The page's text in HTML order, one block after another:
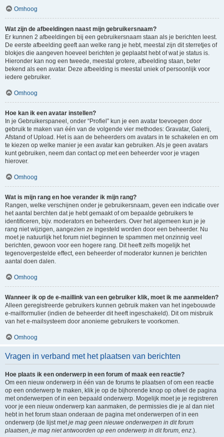
Omhoog
Wat zijn de afbeeldingen naast mijn gebruikersnaam?
Er kunnen 2 afbeeldingen bij een gebruikersnaam staan als je berichten leest.
De eerste afbeelding geeft aan welke rang je hebt, meestal zijn dit sterretjes of
blokjes die aangeven hoeveel berichten je geplaatst hebt of wat je status is.
Hieronder kan nog een tweede, meestal grotere, afbeelding staan, beter
bekend als een avatar. Deze afbeelding is meestal uniek of persoonlijk voor
iedere gebruiker.
Omhoog
Hoe kan ik een avatar instellen?
In je Gebruikerspaneel, onder “Profiel” kun je een avatar toevoegen door
gebruik te maken van één van de volgende vier methodes: Gravatar, Galerij,
Afstand of Upload. Het is aan de beheerders om avatars in te schakelen en om
te kiezen op welke manier je een avatar kan gebruiken. Als je geen avatars
kunt gebruiken, neem dan contact op met een beheerder voor je vragen
hierover.
Omhoog
Wat is mijn rang en hoe verander ik mijn rang?
Rangen, welke verschijnen onder je gebruikersnaam, geven een indicatie over
het aantal berchten dat je hebt gemaakt of om bepaalde gebruikers te
identificeren, bijv. moderators en beheerders. Over het algemeen kun je je
rang niet wijzigen, aangezien ze ingesteld worden door een beheerder. Nu
moet je natuurlijk het forum niet beginnen te spammen met onzinnig veel
berichten, gewoon voor een hogere rang. Dit heeft zelfs mogelijk het
tegenovergestelde effect, een beheerder of moderator kunnen je berichten
aantal doen dalen.
Omhoog
Wanneer ik op de e-maillink van een gebruiker klik, moet ik me aanmelden?
Alleen geregistreerde gebruikers kunnen gebruik maken van het ingebouwde
e-mailformulier (indien de beheerder dit heeft ingeschakeld). Dit om misbruik
van het e-mailsysteem door anonieme gebruikers te voorkomen.
Omhoog
Vragen in verband met het plaatsen van berichten
Hoe plaats ik een onderwerp in een forum of maak een reactie?
Om een nieuw onderwerp in één van de forums te plaatsen of om een reactie
op een onderwerp te maken, klik je op de bijhorende knop op ofwel de pagina
met onderwerpen of in een bepaald onderwerp. Mogelijk moet je je registreren
voor je een nieuw onderwerp kan aanmaken, de permissies die je al dan niet
hebt in het forum staan onderaan de pagina met onderwerpen of in een
onderwerp (de lijst metje mag geen nieuwe onderwerpen in dit forum
plaatsen, je mag niet antwoorden op een onderwerp in dit forum, enz.).